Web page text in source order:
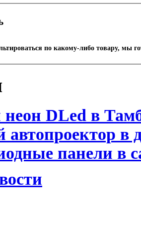
по какому-либо товару, мы
DLed в
автопроектор в
панели в